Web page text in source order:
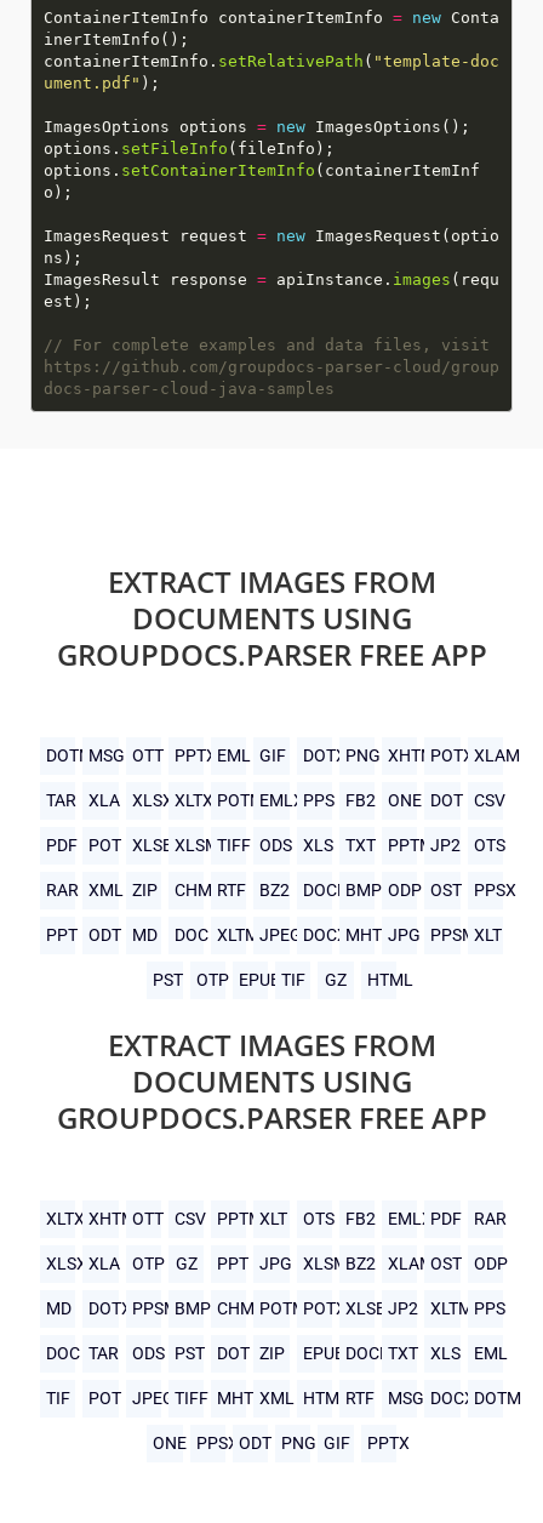
ContainerItemInfo containerItemInfo = newConta
containerItemInfo. setRelativePath ( "template-doc
ument.pdf"
ImagesOptions options = new
options. setFileInfo
options. setContainerItemInfo (containerItemInf
ImagesRequest request = newImagesRequest(optio
ImagesResult response =apiInstance. images (requ
// For complete examples and data files, visit
https://github.com/groupdocs-parser-cloud/group
docs-parser-cloud-java-samples
EXTRACT IMAGES FROM
DOCUMENTS USING
GROUPDOCS.PARSER FREE APP
DOTMMSG OTT PPTX EML GIF DOTX PNG XHTMLPOTXXLAM
TAR XLA XLSX XLTX POTMEMLXPPS FB2 ONE DOT CSV
PDF POT XLSB XLSMTIFF ODS XLS TXT PPTMJP2 OTS
RAR XML ZIP CHM RTF BZ2 DOCMBMP ODP OST PPSX
PPT ODT MD DOC XLTMJPEG DOCXMHTMLJPG PPSMXLT
PST OTP EPUB TIF GZ HTML
EXTRACT IMAGES FROM
DOCUMENTS USING
GROUPDOCS.PARSER FREE APP
XLTX XHTMLOTT CSV PPTMXLT OTS FB2 EMLXPDF RAR
XLSX XLA OTP GZ PPT JPG XLSMBZ2 XLAMOST ODP
MD DOTX PPSMBMP CHM POTMPOTXXLSB JP2 XLTM PPS
DOC TAR ODS PST DOT ZIP EPUB DOCMTXT XLS EML
TIF POT JPEG TIFF MHTMLXML HTMLRTF MSG DOCXDOTM
ONE PPSX ODT PNG GIF PPTX